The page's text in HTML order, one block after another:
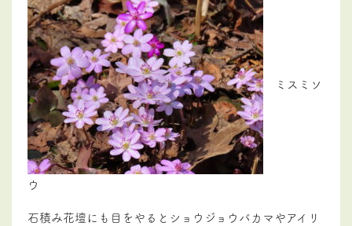
ミスミソ
ウ
石積み花壇にも目をやるとショウジョウバカマやアイリ